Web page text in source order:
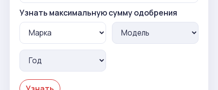
Узнать максимальную сумму одобрения